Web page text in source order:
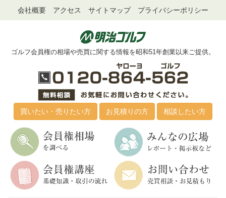
会社概要 アクセス サイトマップ プライバシーポリシー
ゴルフ会員権の相場や売買に関する情報を昭和51年創業以来ご提供。
買いたい・売りたい方 お見積りの方 相談したい方